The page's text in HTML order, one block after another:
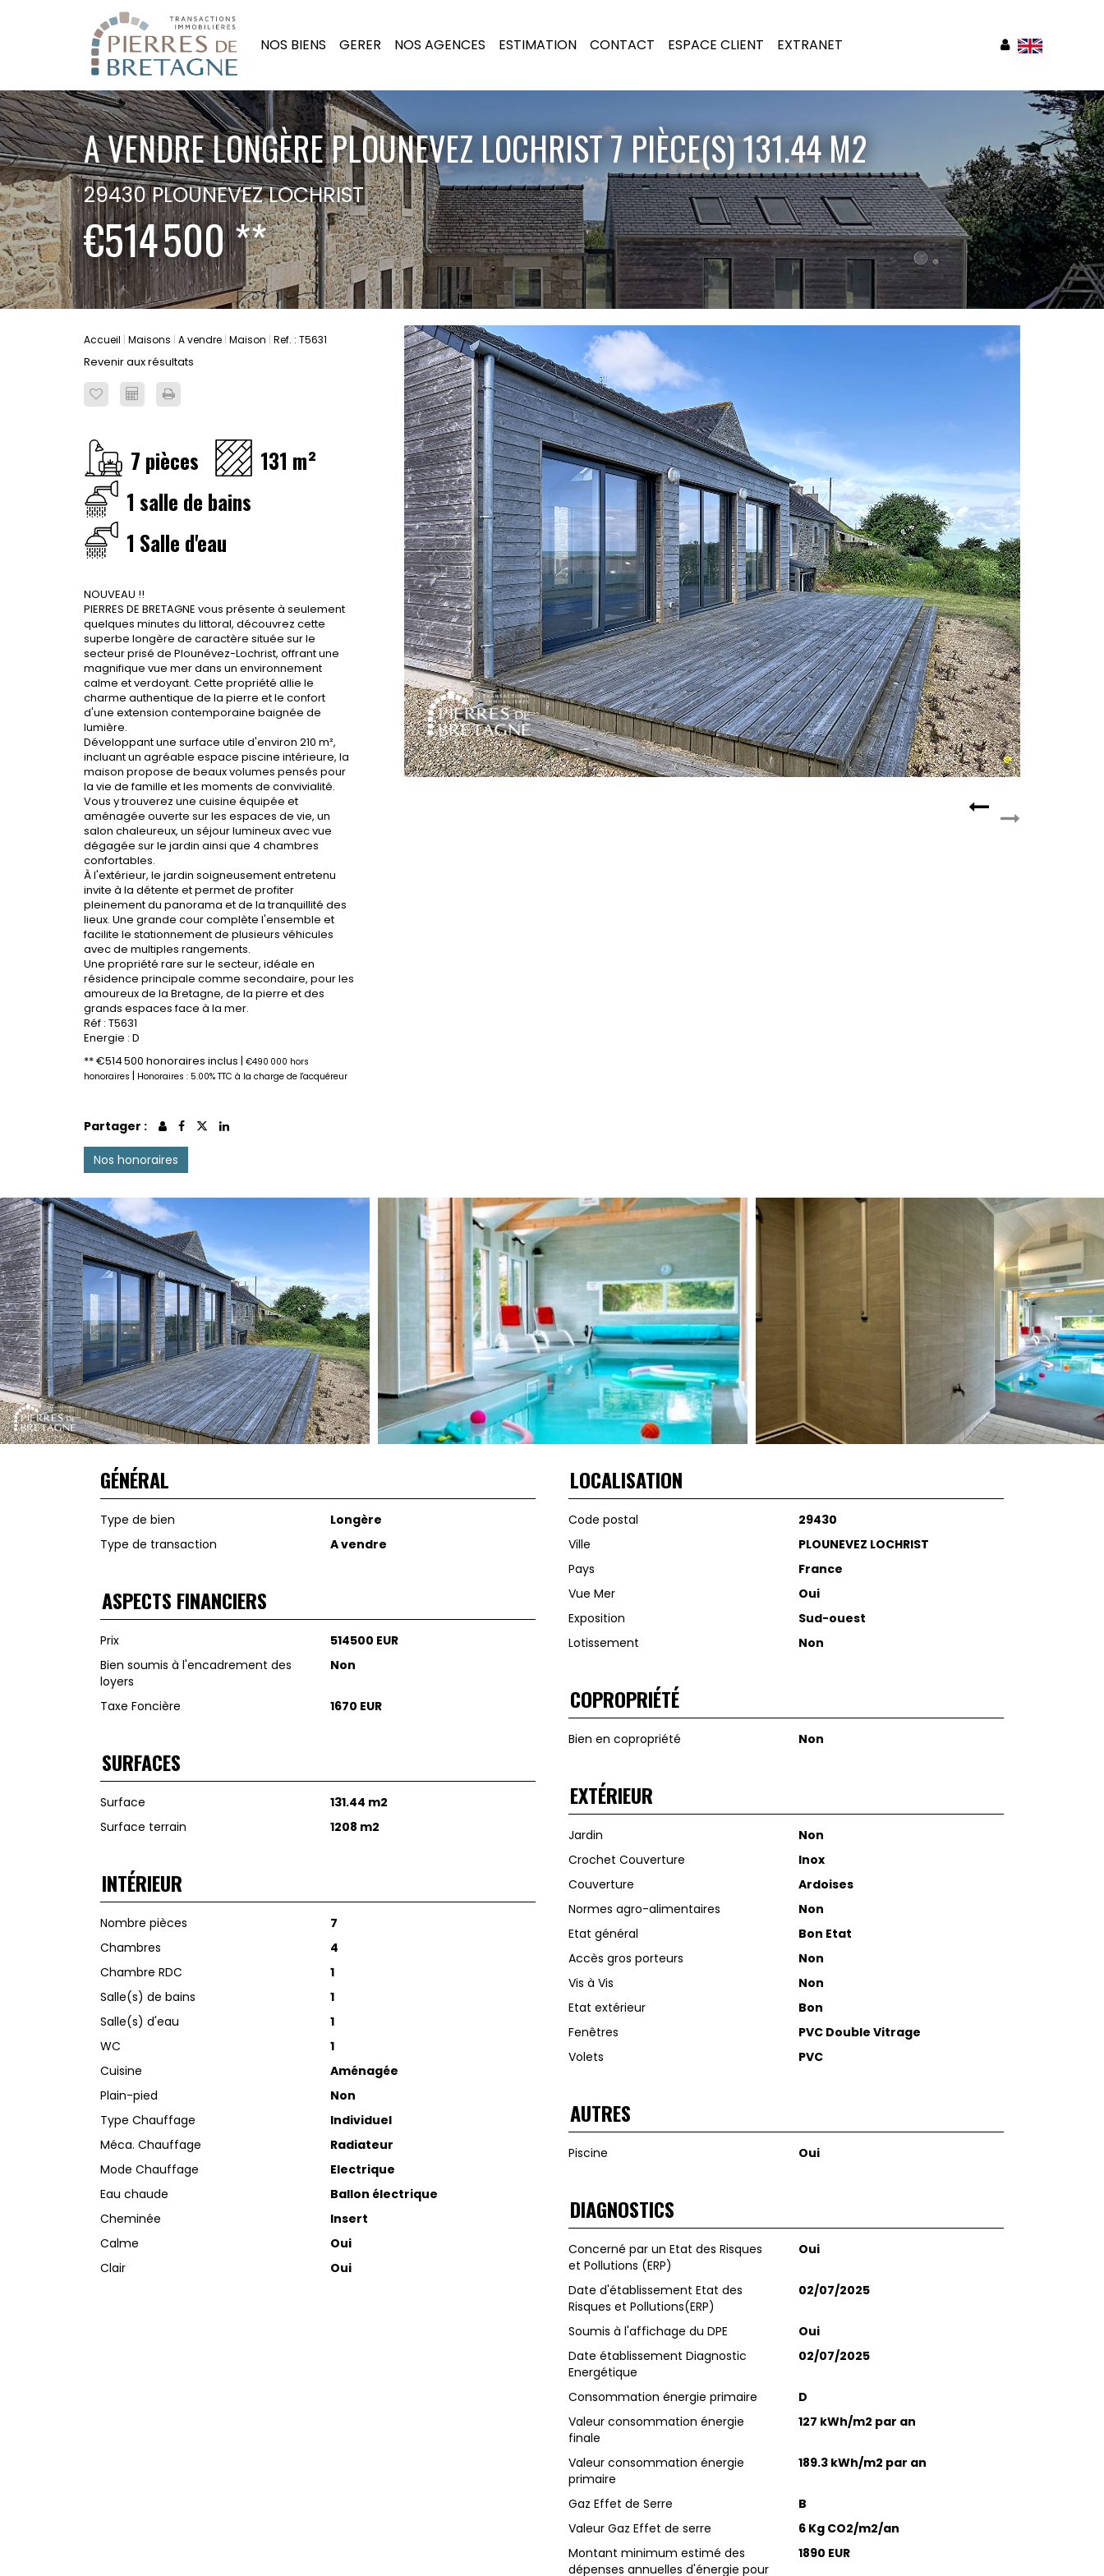
NOS BIENS GERER NOS AGENCES ESTIMATION CONTACT ESPACE CLIENT EXTRANET
A VENDRE LONGÈRE PLOUNEVEZ LOCHRIST 7 PIÈCE(S) 131.44 M2
29430 PLOUNEVEZ LOCHRIST
€514 500**
Accueil Maisons A vendre Maison Ref. : T5631
Revenir aux résultats
7 pièces
131 m²
1 salle de bains
1 Salle d'eau
NOUVEAU !!
PIERRES DE BRETAGNE vous présente à seulement
quelques minutes du littoral, découvrez cette
superbe longère de caractère située sur le
secteur prisé de Plounévez-Lochrist, offrant une
magnifique vue mer dans un environnement
calme et verdoyant. Cette propriété allie le
charme authentique de la pierre et le confort
d'une extension contemporaine baignée de
lumière.
Développant une surface utile d'environ 210 m²,
incluant un agréable espace piscine intérieure, la
maison propose de beaux volumes pensés pour
la vie de famille et les moments de convivialité.
Vous y trouverez une cuisine équipée et
aménagée ouverte sur les espaces de vie, un
salon chaleureux, un séjour lumineux avec vue
dégagée sur le jardin ainsi que 4 chambres
confortables.
À l'extérieur, le jardin soigneusement entretenu
invite à la détente et permet de profiter
pleinement du panorama et de la tranquillité des
lieux. Une grande cour complète l'ensemble et
facilite le stationnement de plusieurs véhicules
avec de multiples rangements.
Une propriété rare sur le secteur, idéale en
résidence principale comme secondaire, pour les
amoureux de la Bretagne, de la pierre et des
grands espaces face à la mer.
Réf : T5631
Energie : D
** €514 500 honoraires inclus | €490 000 hors
honoraires | Honoraires : 5.00% TTC à la charge de l'acquéreur
Partager :
Nos honoraires
GÉNÉRAL
Type de bien
Longère
Type de transaction
A vendre
LOCALISATION
Code postal
29430
Ville
PLOUNEVEZ LOCHRIST
Pays
France
Vue Mer
Oui
Exposition
Sud-ouest
Lotissement
Non
ASPECTS FINANCIERS
Prix
514500 EUR
Bien soumis à l'encadrement des
loyers
Non
Taxe Foncière 1670 EUR COPROPRIÉTÉ
Bien en copropriété Non
SURFACES
Surface
131.44 m2
Surface terrain
1208 m2
EXTÉRIEUR
Jardin
Non
Crochet Couverture
Inox
Couverture
Ardoises
Normes agro-alimentaires
Non
Etat général
Bon Etat
Accès gros porteurs
Non
Vis à Vis
Non
Etat extérieur
Bon
Fenêtres
PVC Double Vitrage
Volets
PVC
INTÉRIEUR
Nombre pièces
7
Chambres
4
Chambre RDC
1
Salle(s) de bains
1
Salle(s) d'eau
1
WC
1
Cuisine
Aménagée
Plain-pied
Non
Type Chauffage
Individuel
Méca. Chauffage
Radiateur
Mode Chauffage
Electrique
Eau chaude
Ballon électrique
Cheminée
Insert
Calme
Oui
Clair
Oui
AUTRES
Piscine Oui
DIAGNOSTICS
Concerné par un Etat des Risques
et Pollutions (ERP)
Oui
Date d'établissement Etat des
Risques et Pollutions(ERP)
02/07/2025
Soumis à l'affichage du DPE
Oui
Date établissement Diagnostic
Energétique
02/07/2025
Consommation énergie primaire
D
Valeur consommation énergie
finale
127 kWh/m2 par an
Valeur consommation énergie
primaire
189.3 kWh/m2 par an
Gaz Effet de Serre
B
Valeur Gaz Effet de serre
6 Kg CO2/m2/an
Montant minimum estimé des
dépenses annuelles d'énergie pour
1890 EUR